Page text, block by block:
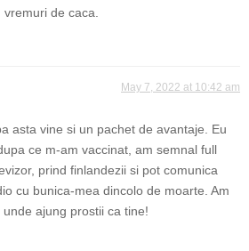
de caca.
May 7, 2022 at 10:42 am
asta vine si un pachet de avantaje. Eu
ce m-am vaccinat, am semnal full
prind finlandezii si pot comunica
cu bunica-mea dincolo de moarte. Am
ajung prostii ca tine!